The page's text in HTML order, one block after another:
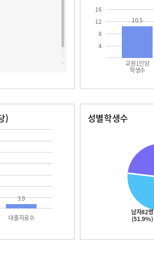
08. 15 토 - 광복절
08. 16 일 - 여름방학
08. 17 월 - 여름방학
08. 18 화 - 여름방학
08. 19 수 - 개학식
4
8
12
16
교원1인당
학생수
10.5
)
대출자료수
3.9
성별학생수
남자82명
(51.9%)